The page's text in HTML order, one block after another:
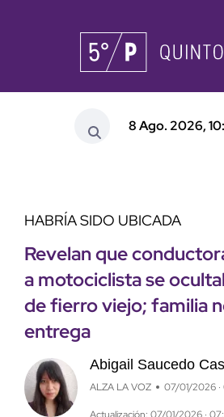
8 Ago. 2026,
HABRÍA SIDO UBICADA
Revelan que
a motociclista se
de fierro viejo; familia
entrega
Abigail Saucedo
ALZA LA VOZ 07/01/2026 ·